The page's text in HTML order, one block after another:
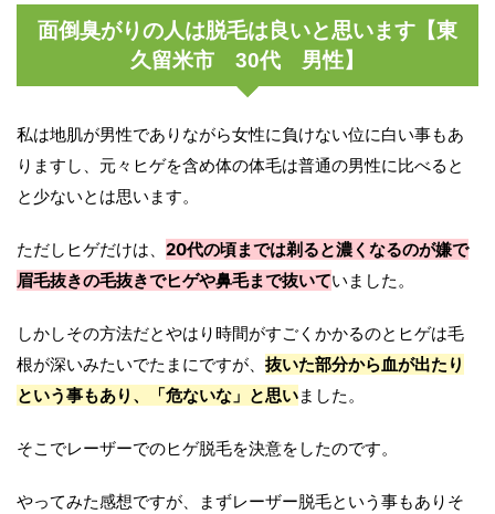
面倒臭がりの人は脱毛は良いと思います【東
久留米市 30代 男性】
私は地肌が男性でありながら女性に負けない位に白い事もあ
りますし、元々ヒゲを含め体の体毛は普通の男性に比べると
と少ないとは思います。
ただしヒゲだけは、 20代の頃までは剃ると濃くなるのが嫌で
眉毛抜きの毛抜きでヒゲや鼻毛まで抜いていました。
しかしその方法だとやはり時間がすごくかかるのとヒゲは毛
根が深いみたいでたまにですが、 抜いた部分から血が出たり
という事もあり、「危ないな」と思いました。
そこでレーザーでのヒゲ脱毛を決意をしたのです。
やってみた感想ですが、まずレーザー脱毛という事もありそ